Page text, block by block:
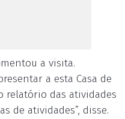
a visita.
a esta Casa de
relatório das atividades
de atividades”, disse.